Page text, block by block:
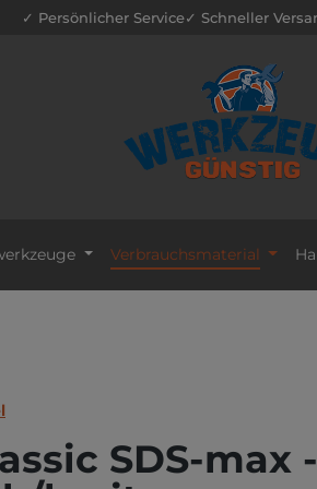
✓ Persönlicher Service✓ Schneller
Verbrauchsmaterial
SDS-max